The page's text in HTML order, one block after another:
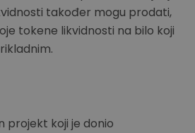
također mogu prodati,
tokene likvidnosti na bilo koji
projekt koji je donio